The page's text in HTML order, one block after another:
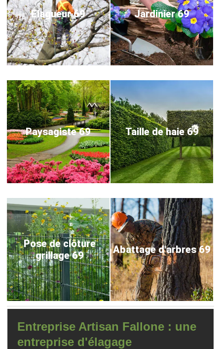
Elagueur 69 Jardinier 69
Paysagiste 69 Taille de haie 69
Pose de clôture
grillage 69
Abattage d'arbres 69
Entreprise Artisan Fallone : une
entreprise d'élagage